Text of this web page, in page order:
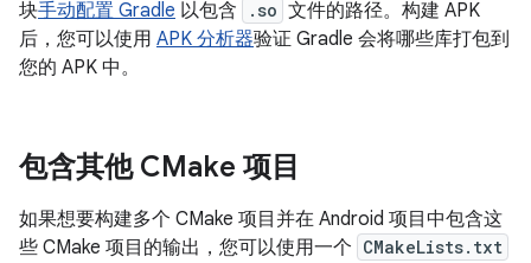
块手动配置 Gradle 以包含 .so 文件的路径。构建 APK
后，您可以使用 APK 分析器验证 Gradle 会将哪些库打包到
您的 APK 中。
包含其他 CMake 项目
如果想要构建多个 CMake 项目并在 Android 项目中包含这
些 CMake 项目的输出，您可以使用一个 CMakeLists.txt